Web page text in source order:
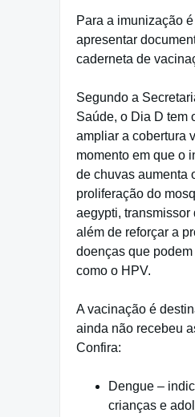
Para a imunização
apresentar
caderneta de
Segundo a
Saúde, o Dia D tem
ampliar a cobertura
momento em que o
de chuvas aumenta
proliferação do
aegypti, transmissor
além de reforçar a
doenças que
como o HPV.
A vacinação é
ainda não recebeu
Confira:
Dengue –
crianças e